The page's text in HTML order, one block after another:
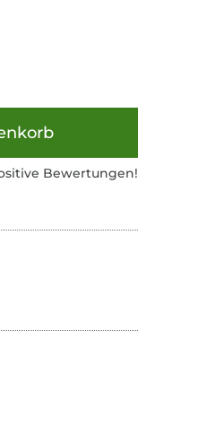
Bewertungen!